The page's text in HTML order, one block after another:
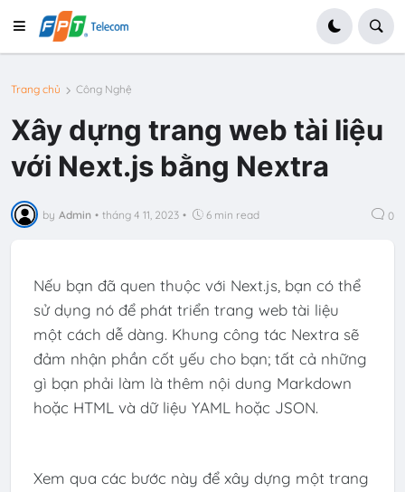
Trang chủ Công Nghệ
Xây dựng trang web tài liệu
với Next.js bằng Nextra
by Admin • tháng 4 11, 2023 • 6 min read 0
Nếu bạn đã quen thuộc với Next.js, bạn có thể
sử dụng nó để phát triển trang web tài liệu
một cách dễ dàng. Khung công tác Nextra sẽ
đảm nhận phần cốt yếu cho bạn; tất cả những
gì bạn phải làm là thêm nội dung Markdown
hoặc HTML và dữ liệu YAML hoặc JSON.
Xem qua các bước này để xây dựng một trang